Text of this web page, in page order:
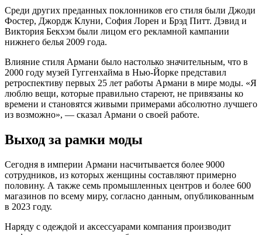
Среди других преданных поклонников его стиля были Джоди
Фостер, Джордж Клуни, София Лорен и Брэд Питт. Дэвид и
Виктория Бекхэм были лицом его рекламной кампании
нижнего белья 2009 года.
Влияние стиля Армани было настолько значительным, что в
2000 году музей Гуггенхайма в Нью-Йорке представил
ретроспективу первых 25 лет работы Армани в мире моды. «Я
люблю вещи, которые правильно стареют, не привязаны ко
времени и становятся живыми примерами абсолютно лучшего
из возможно», — сказал Армани о своей работе.
Выход за рамки моды
Сегодня в империи Армани насчитывается более 9000
сотрудников, из которых женщины составляют примерно
половину. А также семь промышленных центров и более 600
магазинов по всему миру, согласно данным, опубликованным
в 2023 году.
Наряду с одеждой и аксессуарами компания производит